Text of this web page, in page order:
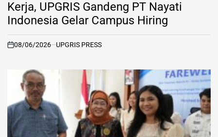
Kerja, UPGRIS Gandeng PT Nayati
Indonesia Gelar Campus Hiring
on
08/06/2026 UPGRIS PRESS